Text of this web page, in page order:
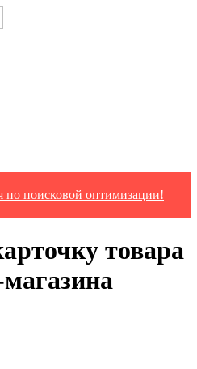
поисковой оптимизации!
товара